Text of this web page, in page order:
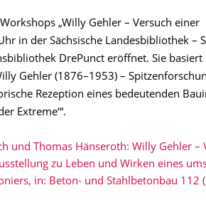
„Willy Gehler – Versuch einer
in der Sächsische Landesbibliothek –
DrePunct eröffnet. Sie basiert
Gehler (1876–1953) –
Rezeption eines bedeutenden
Extreme‘“.
und Thomas Hänseroth: Willy Gehler –
zu Leben und Wirken eines
in: Beton- und Stahlbetonbau 112